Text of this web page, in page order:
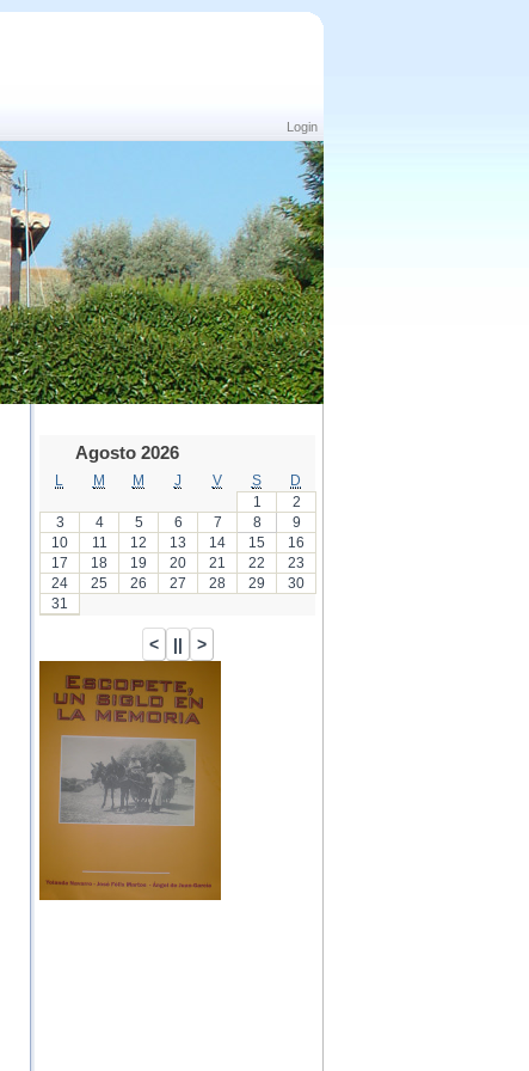
Login
Agosto 2026
M M J V S
D
1
2
3
4 5 6 7 8
9
10
11 12 13 14 15
16
17
18 19 20 21 22
23
24
25 26 27 28 29
30
31